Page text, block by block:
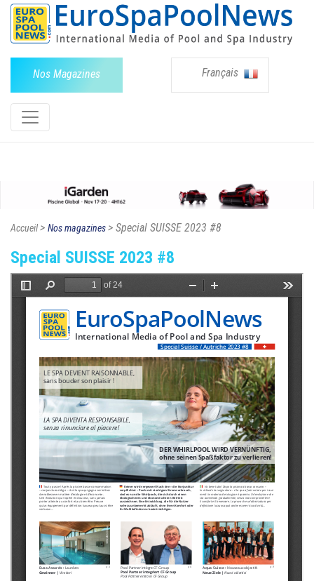
Nos Magazines Français
Accueil> Nos magazines> Special SUISSE 2023 #8
Special SUISSE 2023 #8